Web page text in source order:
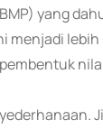
yang
menjadi